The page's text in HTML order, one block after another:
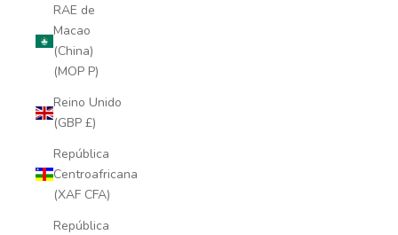
RAE de
Macao
(China)
(MOP P)
Reino Unido
(GBP £)
República
Centroafricana
(XAF CFA)
República